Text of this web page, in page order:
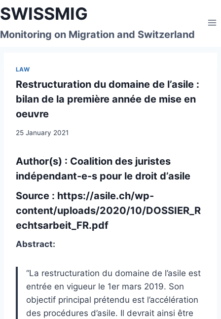
Skip
to
content
SWISSMIG
Monitoring on Migration and Switzerland
LAW
Restructuration du domaine de l’asile :
bilan de la première année de mise en
oeuvre
25 January 2021
Author(s) : Coalition des juristes
indépendant-e-s pour le droit d’asile
Source : https://asile.ch/wp-
content/uploads/2020/10/DOSSIER_R
echtsarbeit_FR.pdf
Abstract:
“La restructuration du domaine de l’asile est
entrée en vigueur le 1er mars 2019. Son
objectif principal prétendu est l’accélération
des procédures d’asile. Il devrait ainsi être